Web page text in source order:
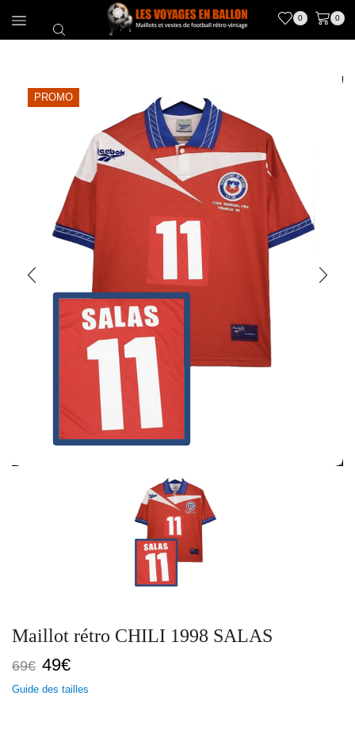
0 0
PROMO
Maillot rétro CHILI 1998 SALAS
69€ Le
initial
49€Le
actuel
Guide des tailles